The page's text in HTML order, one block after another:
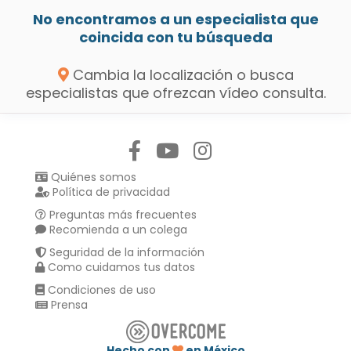
No encontramos a un especialista que
coincida con tu búsqueda
Cambia la localización o busca
especialistas que ofrezcan vídeo consulta.
Quiénes somos
Política de privacidad
Preguntas más frecuentes
Recomienda a un colega
Seguridad de la información
Como cuidamos tus datos
Condiciones de uso
Prensa